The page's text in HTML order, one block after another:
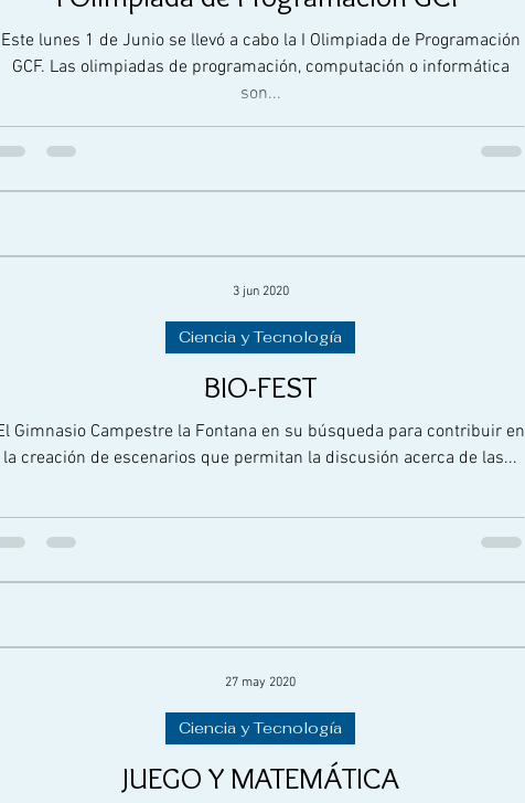
Este lunes 1 de Junio se llevó a cabo la I Olimpiada de Programación
GCF. Las olimpiadas de programación, computación o informática
son...
BIO-FEST
Gimnasio Campestre la Fontana en su búsqueda para contribuir en
la creación de escenarios que permitan la discusión acerca de las...
Ciencia y Tecnología
3 jun 2020
JUEGO Y MATEMÁTICA
Ciencia y Tecnología
27 may 2020